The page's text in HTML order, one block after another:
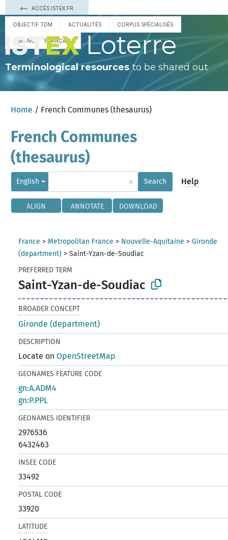
ACCÈS ISTEX.FR
OBJECTIF TDM ACTUALITÉS CORPUS SPÉCIALISÉS
ESPAÑOL FRANÇAIS Loterre
Terminological resourcesto be shared out
Home / French Communes (thesaurus)
French Communes
(thesaurus)
English × Search Help
ALIGN ANNOTATE DOWNLOAD
France > Metropolitan France > Nouvelle-Aquitaine >Gironde
(department) >Saint-Yzan-de-Soudiac
PREFERRED TERM
Saint-Yzan-de-Soudiac
BROADER CONCEPT
Gironde (department)
DESCRIPTION
Locate onOpenStreetMap
GEONAMES FEATURE CODE
gn:A.ADM4
gn:P.PPL
GEONAMES IDENTIFIER
2976536
6432463
INSEE CODE
33492
POSTAL CODE
33920
LATITUDE